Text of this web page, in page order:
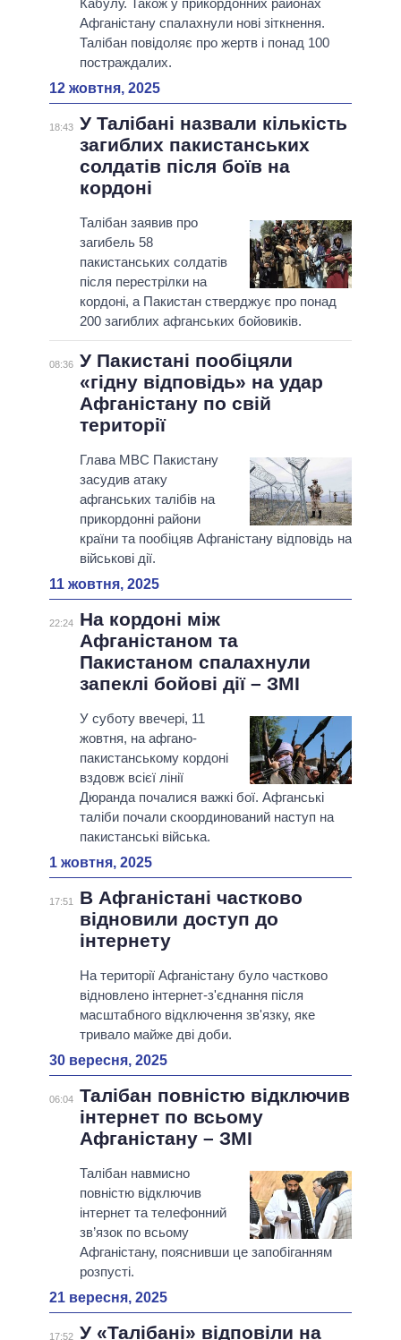
Кабулу. Також у прикордонних районах
Афганістану спалахнули нові зіткнення.
Талібан повідоляє про жертв і понад 100
постраждалих.
12 жовтня, 2025
18:43 У Талібані назвали кількість
загиблих пакистанських
солдатів після боїв на
кордоні
Талібан заявив про
загибель 58
пакистанських солдатів
після перестрілки на
кордоні, а Пакистан стверджує про понад
200 загиблих афганських бойовиків.
08:36 У Пакистані пообіцяли
«гідну відповідь» на удар
Афганістану по свій
території
Глава МВС Пакистану
засудив атаку
афганських талібів на
прикордонні райони
країни та пообіцяв Афганістану відповідь на
військові дії.
11 жовтня, 2025
22:24
На кордоні між
Афганістаном та
Пакистаном спалахнули
запеклі бойові дії – ЗМІ
У суботу ввечері, 11
жовтня, на афгано-
пакистанському кордоні
вздовж всієї лінії
Дюранда почалися важкі бої. Афганські
таліби почали скоординований наступ на
пакистанські війська.
1 жовтня, 2025
17:51
В Афганістані частково
відновили доступ до
інтернету
На території Афганістану було частково
відновлено інтернет-з'єднання після
масштабного відключення зв'язку, яке
тривало майже дві доби.
30 вересня, 2025
06:04 Талібан повністю відключив
інтернет по всьому
Афганістану – ЗМІ
Талібан навмисно
повністю відключив
інтернет та телефонний
зв’язок по всьому
Афганістану, пояснивши це запобіганням
розпусті.
21 вересня, 2025
17:52 У «Талібані» відповіли на